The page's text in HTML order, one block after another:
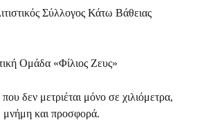
Σύλλογος Κάτω Βάθειας
Ομάδα «Φίλιος Ζευς»
δεν μετριέται μόνο σε χιλιόμετρα,
και προσφορά.